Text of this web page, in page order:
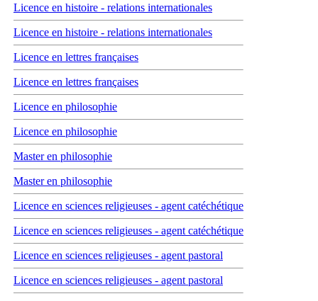
Licence en histoire - relations internationales
Licence en histoire - relations internationales
Licence en lettres françaises
Licence en lettres françaises
Licence en philosophie
Licence en philosophie
Master en philosophie
Master en philosophie
Licence en sciences religieuses - agent catéchétique
Licence en sciences religieuses - agent catéchétique
Licence en sciences religieuses - agent pastoral
Licence en sciences religieuses - agent pastoral